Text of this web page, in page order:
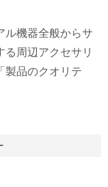
ル機器全般からサ
周辺アクセサリ
製品のクオリテ